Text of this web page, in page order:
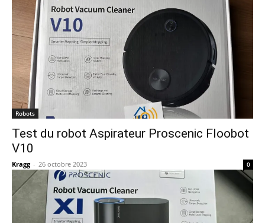
Robots
Test du robot Aspirateur Proscenic Floobot
V10
Kragg - 26 octobre 2023 0